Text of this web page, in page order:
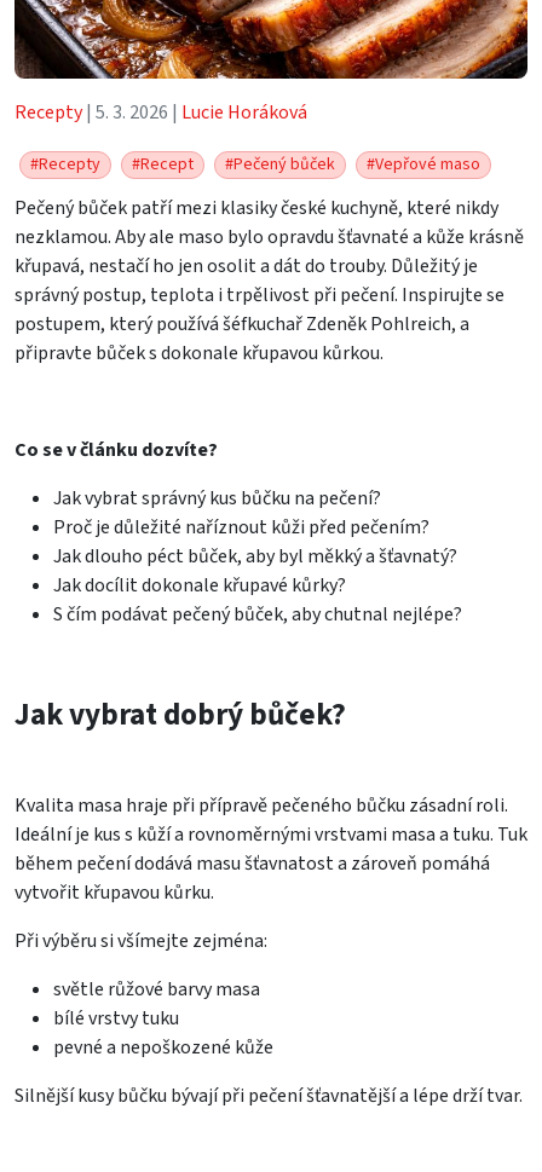
Recepty| 5. 3. 2026 | Lucie Horáková
#Recepty #Recept #Pečený bůček #Vepřové maso
Pečený bůček patří mezi klasiky české kuchyně, které nikdy
nezklamou. Aby ale maso bylo opravdu šťavnaté a kůže krásně
křupavá, nestačí ho jen osolit a dát do trouby. Důležitý je
správný postup, teplota i trpělivost při pečení. Inspirujte se
postupem, který používá šéfkuchař Zdeněk Pohlreich, a
připravte bůček s dokonale křupavou kůrkou.
Co se v článku dozvíte?
Jak vybrat správný kus bůčku na pečení?
Proč je důležité naříznout kůži před pečením?
Jak dlouho péct bůček, aby byl měkký a šťavnatý?
Jak docílit dokonale křupavé kůrky?
S čím podávat pečený bůček, aby chutnal nejlépe?
Jak vybrat dobrý bůček?
Kvalita masa hraje při přípravě pečeného bůčku zásadní roli.
Ideální je kus s kůží a rovnoměrnými vrstvami masa a tuku. Tuk
během pečení dodává masu šťavnatost a zároveň pomáhá
vytvořit křupavou kůrku.
Při výběru si všímejte zejména:
světle růžové barvy masa
bílé vrstvy tuku
pevné a nepoškozené kůže
Silnější kusy bůčku bývají při pečení šťavnatější a lépe drží tvar.